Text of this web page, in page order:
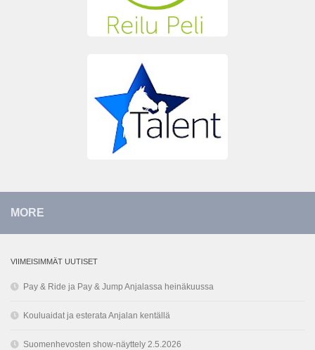
MORE
VIIMEISIMMÄT UUTISET
Pay & Ride ja Pay & Jump Anjalassa heinäkuussa
Kouluaidat ja esterata Anjalan kentällä
Suomenhevosten show-näyttely 2.5.2026